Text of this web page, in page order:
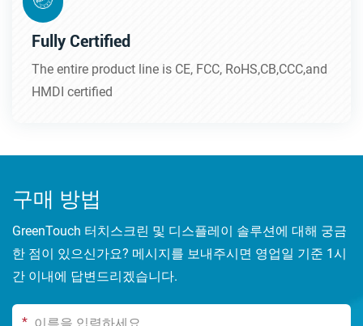
Fully Certified
The entire product line is CE, FCC, RoHS,CB,CCC,and
HMDI certified
구매 방법
GreenTouch 터치스크린 및 디스플레이 솔루션에 대해 궁금
한 점이 있으신가요? 메시지를 보내주시면 영업일 기준 1시
간 이내에 답변드리겠습니다.
*